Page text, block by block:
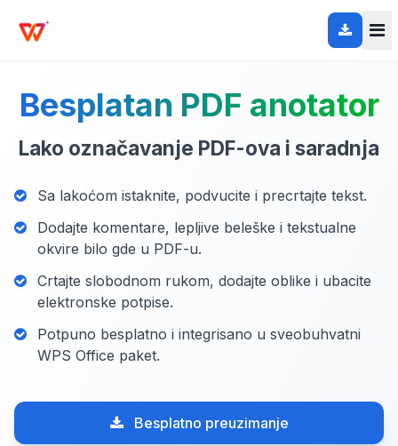
Besplatan PDF anotator
Lako označavanje PDF-ova i saradnja
Sa lakoćom istaknite, podvucite i precrtajte tekst.
Dodajte komentare, lepljive beleške i tekstualne
okvire bilo gde u PDF-u.
Crtajte slobodnom rukom, dodajte oblike i ubacite
elektronske potpise.
Potpuno besplatno i integrisano u sveobuhvatni
WPS Office paket.
Besplatno preuzimanje